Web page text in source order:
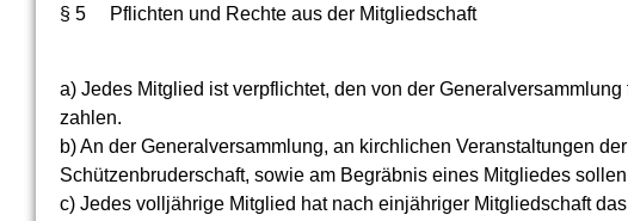
§ 5 Pflichten und Rechte aus der Mitgliedschaft
a) Jedes Mitglied ist verpflichtet, den von der
zahlen.
b) An der Generalversammlung, an kirchlichen Veranstaltungen
Schützenbruderschaft, sowie am Begräbnis eines Mitgliedes
c) Jedes volljährige Mitglied hat nach einjähriger Mitgliedschaft